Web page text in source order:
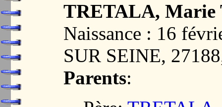
TRETALA, Marie
Naissance : 16
SUR SEINE,
Parents: